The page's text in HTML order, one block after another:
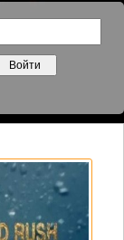
Войти